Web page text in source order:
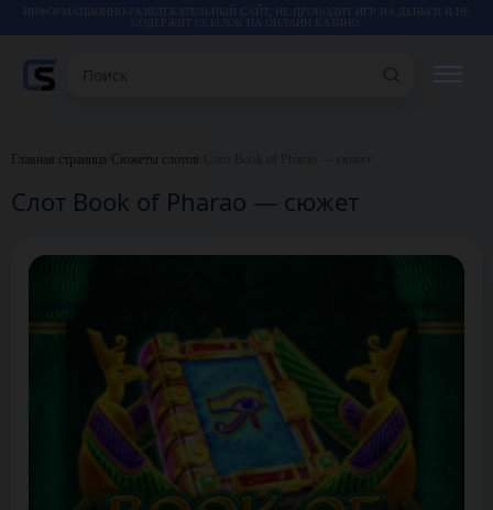
СОДЕРЖИТ ССЫЛОК НА ОНЛАЙН КАЗИНО.
КАЗИНО
СТАТЬИ
ВИДЕО
Главная страница Сюжеты слотов
Слот Book of Pharao — сюжет